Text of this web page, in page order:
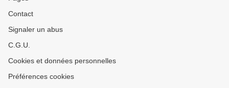
Contact
Signaler un abus
C.G.U.
Cookies et données personnelles
Préférences cookies